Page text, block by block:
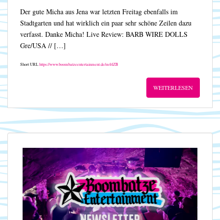
Der gute Micha aus Jena war letzten Freitag ebenfalls im
Stadtgarten und hat wirklich ein paar sehr schöne Zeilen dazu
verfasst. Danke Micha! Live Review: BARB WIRE DOLLS
Gre/USA // […]
Short URLhttps://www.boombatzeentertainment.de/m44ZB
WEITERLESEN